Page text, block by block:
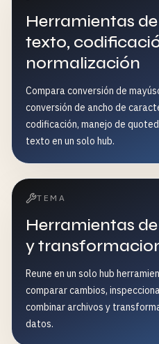
Herramientas
texto,
normalización
Compara conversión de
conversión de ancho de
codificación, manejo de
texto en un solo hub.
TEMA
Herramientas
y
Reune en un solo hub
comparar cambios,
combinar archivos y
datos.